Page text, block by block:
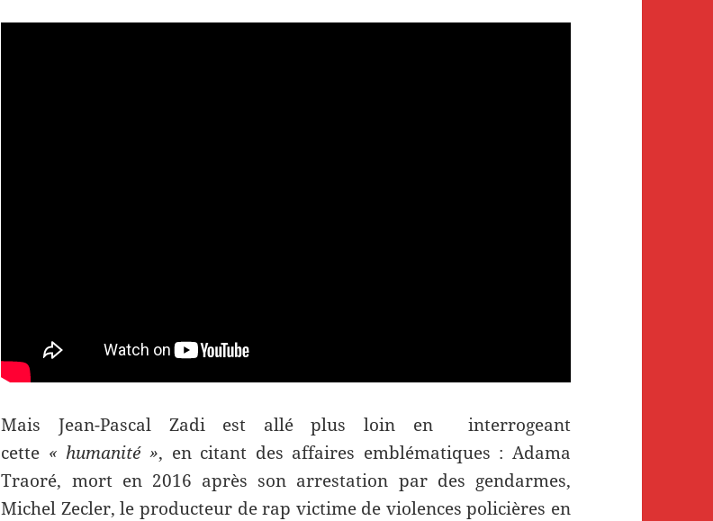
Mais Jean-Pascal Zadi est allé plus loin en interrogeant
cette « humanité », en citant des affaires emblématiques : Adama
Traoré, mort en 2016 après son arrestation par des gendarmes,
Michel Zecler, le producteur de rap victime de violences policières en